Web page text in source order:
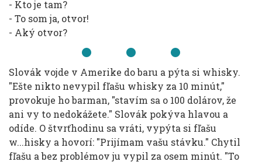
- Kto je tam?
- To som ja, otvor!
- Aký otvor?
Slovák vojde v Amerike do baru a pýta si whisky.
"Ešte nikto nevypil fľašu whisky za 10 minút,"
provokuje ho barman, "stavím sa o 100 dolárov, že
ani vy to nedokážete." Slovák pokýva hlavou a
odíde. O štvrťhodinu sa vráti, vypýta si fľašu
w...hisky a hovorí: "Prijímam vašu stávku." Chytil
fľašu a bez problémov ju vypil za osem minút. "To